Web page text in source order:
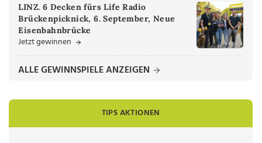
LINZ. 6 Decken fürs Life Radio
Brückenpicknick, 6. September, Neue
Eisenbahnbrücke
Jetzt gewinnen
ALLE GEWINNSPIELE ANZEIGEN
TIPS AKTIONEN